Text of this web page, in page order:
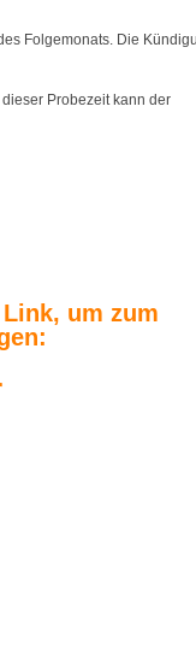
Folgemonats. Die
Probezeit kann der
um zum